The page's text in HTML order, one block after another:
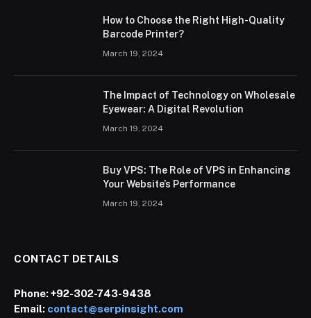
How to Choose the Right High-Quality
Barcode Printer?
March 19, 2024
The Impact of Technology on Wholesale
Eyewear: A Digital Revolution
March 19, 2024
Buy VPS: The Role of VPS in Enhancing
Your Website’s Performance
March 19, 2024
CONTACT DETAILS
Phone:+92-302-743-9438
Email: contact@serpinsight.com